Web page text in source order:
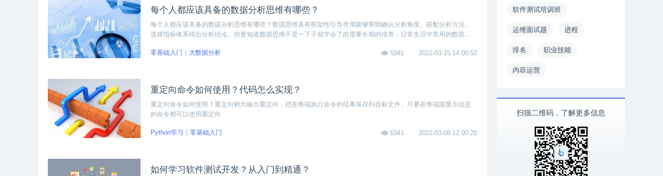
每个人都应该具备的数据分析思维有哪些？
每个人都应该具备的数据分析思维有哪些？数据思维具有框架性引导作用能够帮助确认分析角度、搭配分析方法、
选择指标体系得出分析结论。但要知道数据思维不是一下子就学会了的需要长期的培养，日常生活中常用的数据分
5341
2022-03-15 14:00:52
零基础入门 大数据分析
重定向命令如何使用？代码怎么实现？
重定向命令如何使用？重定向称为输出重定向，把在终端执行命令的结果保存到目标文件。只要在终端能显示信息
的命令都可以使用重定向
6341 2022-03-08 12:00:25
Python学习 零基础入门
如何学习软件测试开发？从入门到精通？
软件测试培训班
运维面试题 进程
排名 职业技能
内容运营
扫描二维码，了解更多信息